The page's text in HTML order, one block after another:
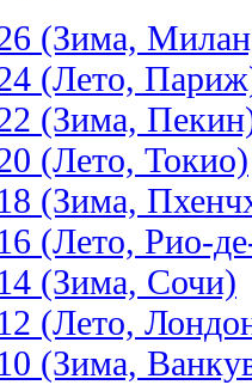
(Зима,
(Лето,
(Зима,
(Лето, Токио)
(Зима,
(Лето, Рио-
(Зима, Сочи)
(Лето,
(Зима,